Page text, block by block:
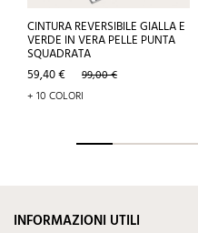
CINTURA REVERSIBILE GIALLA E
VERDE IN VERA PELLE PUNTA
SQUADRATA
Prezzo
59,40 € Prezzo
base
99,00 €
+ 10 COLORI
INFORMAZIONI UTILI